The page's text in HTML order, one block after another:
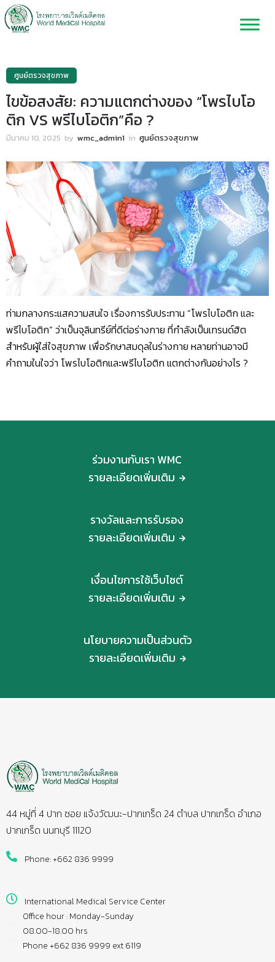
ศูนย์ตรวจสุขภาพ
ไขข้อสงสัย: ความแตกต่างของ “โพรไบโอ
ติก VS พรีไบโอติก”คือ ?
มีนาคม 10, 2025 by wmc_admin1 in ศูนย์ตรวจสุขภาพ
ท่ามกลางกระแสความสนใจ เรื่องการรับประทาน “โพรไบโอติก และ
พรีไบโอติก” ว่าเป็นจุลินทรีย์ที่ดีต่อร่างกาย ที่กำลังเป็นเทรนด์ฮิต
สำหรับผู้ใส่ใจสุขภาพ เพื่อรักษาสมดุลในร่างกาย หลายท่านอาจมี
คำถามในใจว่า โพรไบโอติกและพรีไบโอติก แตกต่างกันอย่างไร ?
ร่วมงานกับเรา WMC
รายละเอียดเพิ่มเติม
รางวัลและการรับรอง
รายละเอียดเพิ่มเติม
เงื่อนไขการใช้เว็บไซต์
รายละเอียดเพิ่มเติม
นโยบายความเป็นส่วนตัว
รายละเอียดเพิ่มเติม
44 หมู่ที่ 4 ปาก ซอย แจ้งวัฒนะ-ปากเกร็ด 24 ตำบล ปากเกร็ด อำเภอ
ปากเกร็ด นนทบุรี 11120
Phone: +662 836 9999
International Medical Service Center
Office hour : Monday-Sunday
08.00-18.00 hrs
Phone +662 836 9999 ext 6119